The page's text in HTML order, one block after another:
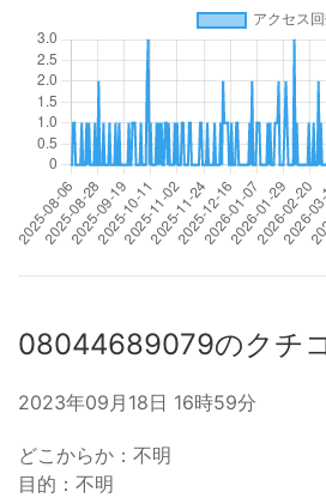
08044689079のクチ
2023年09月18日 16時59分
どこからか：不明
目的：不明